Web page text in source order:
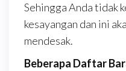
Sehingga Anda tidak
kesayangan dan ini
mendesak.
Beberapa Daftar